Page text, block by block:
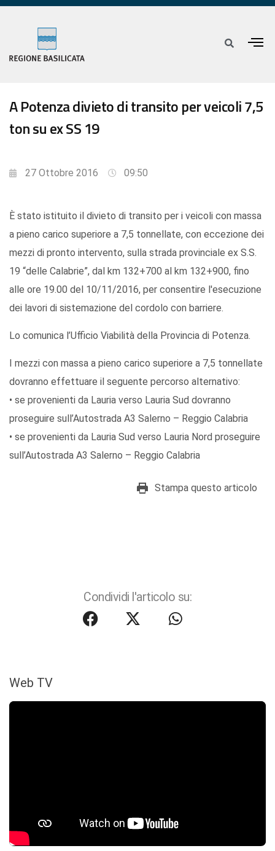
A Potenza divieto di transito per veicoli 7,5
ton su ex SS 19
27 Ottobre 2016 09:50
È stato istituito il divieto di transito per i veicoli con massa
a pieno carico superiore a 7,5 tonnellate, con eccezione dei
mezzi di pronto intervento, sulla strada provinciale ex S.S.
19 “delle Calabrie”, dal km 132+700 al km 132+900, fino
alle ore 19.00 del 10/11/2016, per consentire l'esecuzione
dei lavori di sistemazione del cordolo con barriere.
Lo comunica l’Ufficio Viabilità della Provincia di Potenza.
I mezzi con massa a pieno carico superiore a 7,5 tonnellate
dovranno effettuare il seguente percorso alternativo:
• se provenienti da Lauria verso Lauria Sud dovranno
proseguire sull’Autostrada A3 Salerno – Reggio Calabria
• se provenienti da Lauria Sud verso Lauria Nord proseguire
sull’Autostrada A3 Salerno – Reggio Calabria
Stampa questo articolo
Condividi l'articolo su:
Web TV